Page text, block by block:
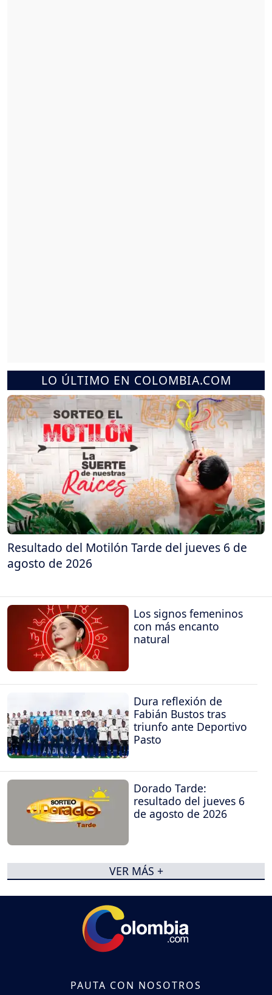
LO ÚLTIMO EN COLOMBIA.COM
Resultado del Motilón Tarde del jueves 6 de
agosto de 2026
Los signos femeninos
con más encanto
natural
Dura reflexión de
Fabián Bustos tras
triunfo ante Deportivo
Pasto
Dorado Tarde:
resultado del jueves 6
de agosto de 2026
VER MÁS +
PAUTA CON NOSOTROS